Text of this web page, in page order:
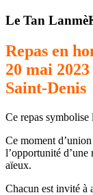
Le Tan
Repas en
20 mai
Saint-Denis
Ce repas symbolise
Ce moment
l’opportunité
aïeux.
Chacun est invité à